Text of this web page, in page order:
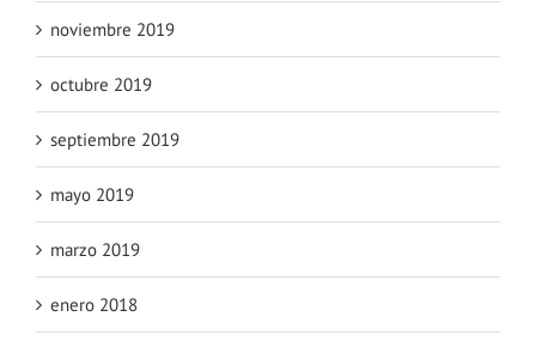
noviembre 2019
octubre 2019
septiembre 2019
mayo 2019
marzo 2019
enero 2018